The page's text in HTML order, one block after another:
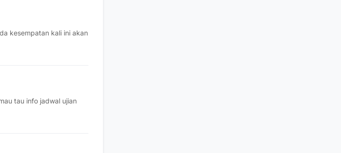
kesempatan kali ini akan
tau info jadwal ujian